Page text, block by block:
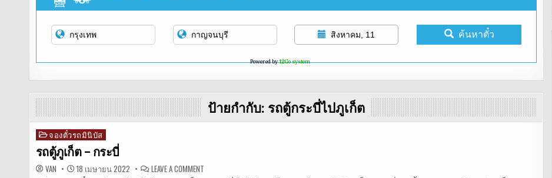
สิงหาคม, 11 ค้นหาตั๋ว
Powered by12Go system
ป้ายกำกับ: รถตู้กระบี่ไปภูเก็ต
Posted
in
จองตั๋วรถมินิบัส
รถตู้ภูเก็ต – กระบี่
VAN 18 เมษายน 2022 LEAVE A COMMENTON